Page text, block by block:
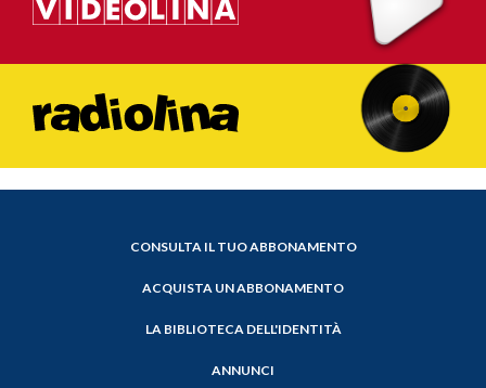
CONSULTA IL TUO ABBONAMENTO
ACQUISTA UN ABBONAMENTO
LA BIBLIOTECA DELL'IDENTITÀ
ANNUNCI